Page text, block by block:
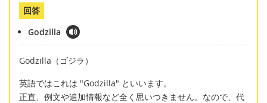
回答
Godzilla
Godzilla（ゴジラ）
英語ではこれは "Godzilla" といいます。
正直、例文や追加情報など全く思いつきません。なので、代